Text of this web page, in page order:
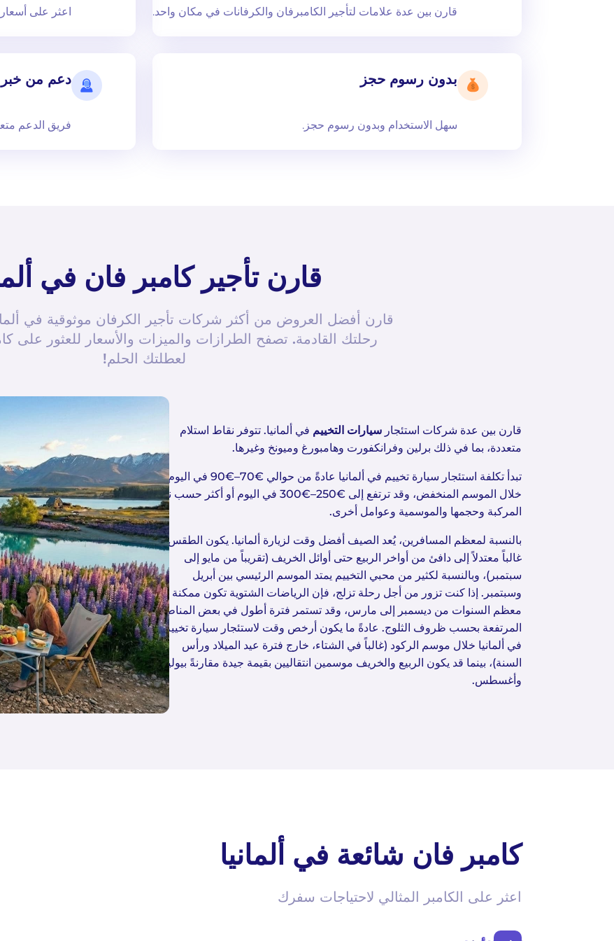
قارن بين عدة علامات لتأجير الكامبرفان والكرفانات في مكان واحد. اعثر على
بدون رسوم حجز
سهل الاستخدام وبدون رسوم حجز.
دعم من
فريق الدعم
قارن تأجير كامبر فان في
قارن أفضل العروض من أكثر شركات تأجير الكرفان موثوقية في
رحلتك القادمة. تصفح الطرازات والميزات والأسعار للعثور على
لعطلتك الحلم!
قارن بين عدة شركات استئجار سيارات التخييم في ألمانيا. تتوفر نقاط استلام
متعددة، بما في ذلك برلين وفرانكفورت وهامبورغ وميونخ وغيرها.
تبدأ تكلفة استئجار سيارة تخييم في ألمانيا عادةً من حوالي €70–€90 في اليوم
خلال الموسم المنخفض، وقد ترتفع إلى €250–€300 في اليوم أو أكثر حسب نوع
المركبة وحجمها والموسمية وعوامل أخرى.
بالنسبة لمعظم المسافرين، يُعد الصيف أفضل وقت لزيارة ألمانيا. يكون الطقس
غالباً معتدلاً إلى دافئ من أواخر الربيع حتى أوائل الخريف (تقريباً من مايو إلى
سبتمبر)، وبالنسبة لكثير من محبي التخييم يمتد الموسم الرئيسي بين أبريل
وسبتمبر. إذا كنت تزور من أجل رحلة تزلج، فإن الرياضات الشتوية تكون ممكنة في
معظم السنوات من ديسمبر إلى مارس، وقد تستمر فترة أطول في بعض المناطق
المرتفعة بحسب ظروف الثلوج. عادةً ما يكون أرخص وقت لاستئجار سيارة تخييم
في ألمانيا خلال موسم الركود (غالباً في الشتاء، خارج فترة عيد الميلاد ورأس
السنة)، بينما قد يكون الربيع والخريف موسمين انتقاليين بقيمة جيدة مقارنةً بيوليو
وأغسطس.
كامبر فان شائعة في ألمانيا
اعثر على الكامبر المثالي لاحتياجات سفرك